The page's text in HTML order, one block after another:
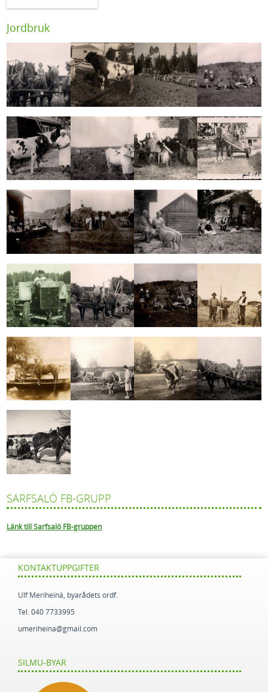
Jordbruk
SARFSALÖ FB-GRUPP
Länk till Sarfsalö FB-gruppen
KONTAKTUPPGIFTER
Ulf Meriheinä, byarådets ordf.
Tel. 040 7733995
umeriheina@gmail.com
SILMU-BYAR